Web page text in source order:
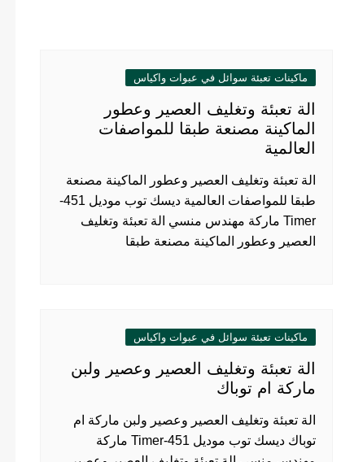
ماكينات تعبئة سوائل في عبوات واكياس
الة تعبئة وتغليف العصير وعطور
الماكينة مصنعة طبقا للمواصفات
العالمية
الة تعبئة وتغليف العصير وعطور الماكينة مصنعة
طبقا للمواصفات العالمية ديسك توب موديل 451-
Timer ماركة مهندس منسي الة تعبئة وتغليف
العصير وعطور الماكينة مصنعة طبقا
ماكينات تعبئة سوائل في عبوات واكياس
الة تعبئة وتغليف العصير وعصير ولبن
ماركة ام توباك
الة تعبئة وتغليف العصير وعصير ولبن ماركة ام
توباك ديسك توب موديل 451-Timer ماركة